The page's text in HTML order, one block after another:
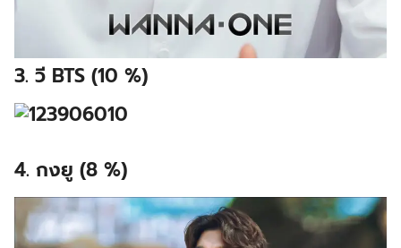
3. วี BTS (10 %)
4. กงยู (8 %)